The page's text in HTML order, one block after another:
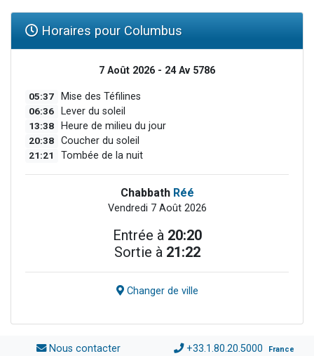
Horaires pour Columbus
7 Août 2026 - 24 Av 5786
05:37 Mise des Téfilines
06:36 Lever du soleil
13:38 Heure de milieu du jour
20:38 Coucher du soleil
21:21 Tombée de la nuit
Chabbath Réé
Vendredi 7 Août 2026
Entrée à 20:20
Sortie à 21:22
Changer de ville
Nous contacter +33.1.80.20.5000 France